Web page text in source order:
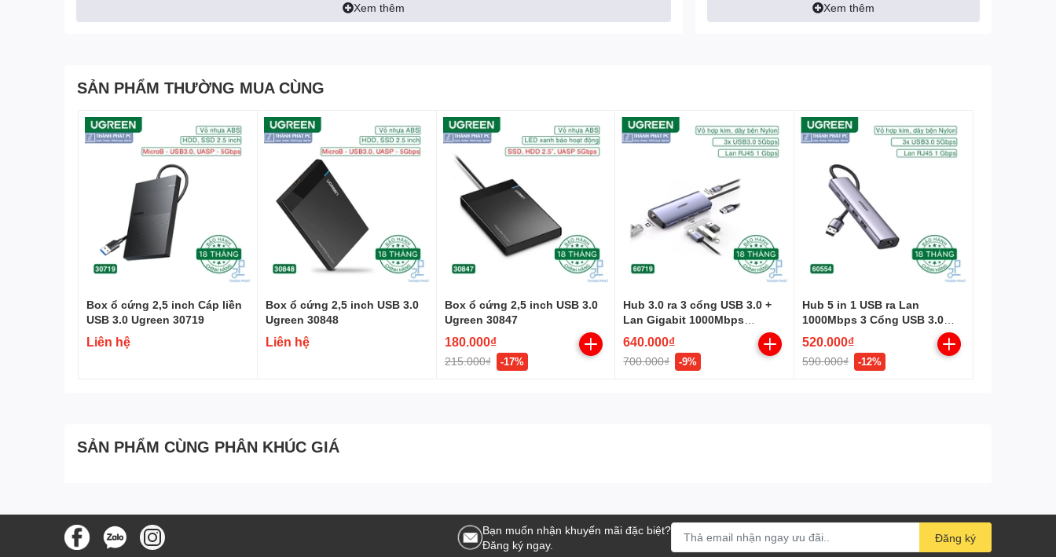
Xem thêm
Đóng gói 1.5m-5m: Túi Zip
10-20m: Cuộn đóng hộp
Xem thêm
SẢN PHẨM THƯỜNG MUA CÙNG
Box ổ cứng 2,5 inch Cáp liền
USB 3.0 Ugreen 30719
Liên hệ
Box ổ cứng 2,5 inch USB 3.0
Ugreen 30848
Liên hệ
Box ổ cứng 2,5 inch USB 3.0
Ugreen 30847
180.000₫
215.000₫ -17%
Hub 3.0 ra 3 cổng USB 3.0 +
Lan Gigabit 1000Mbps
Ugreen 60719
640.000₫
700.000₫ -9%
Hub 5 in 1 USB ra Lan
1000Mbps 3 Cổng USB 3.0
Ugreen 60554
520.000₫
590.000₫ -12%
SẢN PHẨM CÙNG PHÂN KHÚC GIÁ
Bạn muốn nhận khuyến mãi đặc biệt?
Đăng ký ngay.
Đăng ký